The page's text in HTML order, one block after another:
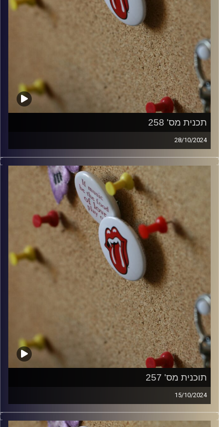
תכנית מס' 258
28/10/2024
קלאסיקות רוק עם אורן הוף
włodi
תוכנית מס' 257
15/10/2024
קלאסיקות רוק עם אורן הוף